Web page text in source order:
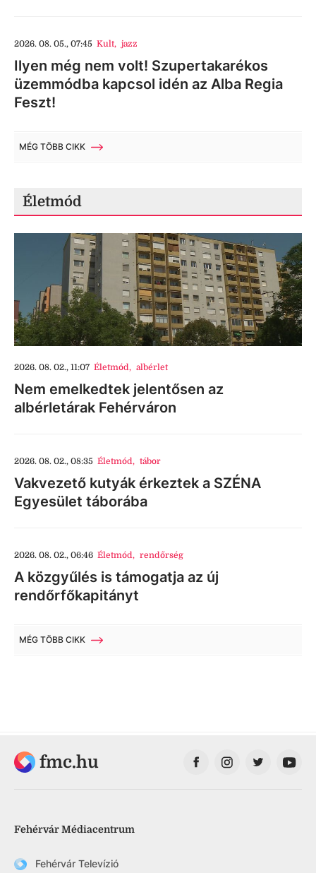
2026. 08. 05., 07:45 Kult, jazz
Ilyen még nem volt! Szupertakarékos
üzemmódba kapcsol idén az Alba Regia
Feszt!
MÉG TÖBB CIKK
Életmód
2026. 08. 02., 11:07 Életmód, albérlet
Nem emelkedtek jelentősen az
albérletárak Fehérváron
2026. 08. 02., 08:35 Életmód, tábor
Vakvezető kutyák érkeztek a SZÉNA
Egyesület táborába
2026. 08. 02., 06:46 Életmód, rendőrség
A közgyűlés is támogatja az új
rendőrfőkapitányt
MÉG TÖBB CIKK
fmc.hu
Fehérvár Médiacentrum
Fehérvár Televízió